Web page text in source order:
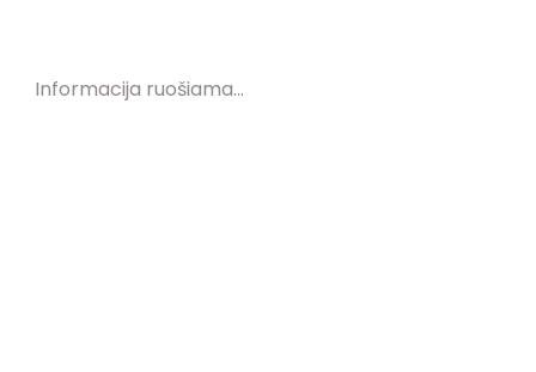
Informacija ruošiama...